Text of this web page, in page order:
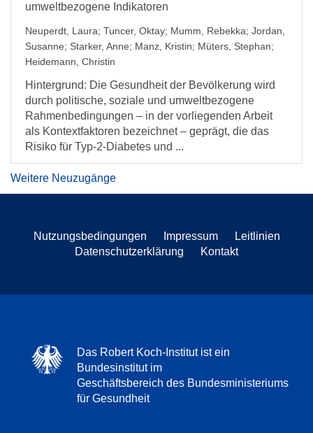
umweltbezogene Indikatoren
Neuperdt, Laura; Tuncer, Oktay; Mumm, Rebekka; Jordan,
Susanne; Starker, Anne; Manz, Kristin; Müters, Stephan;
Heidemann, Christin
Hintergrund: Die Gesundheit der Bevölkerung wird
durch politische, soziale und umweltbezogene
Rahmenbedingungen – in der vorliegenden Arbeit
als Kontextfaktoren bezeichnet – geprägt, die das
Risiko für Typ-2-Diabetes und ...
Weitere Neuzugänge
Nutzungsbedingungen Impressum
Leitlinien
Datenschutzerklärung
Kontakt
Das Robert Koch-Institut ist ein
Bundesinstitut im
Geschäftsbereich des Bundesministeriums
für Gesundheit